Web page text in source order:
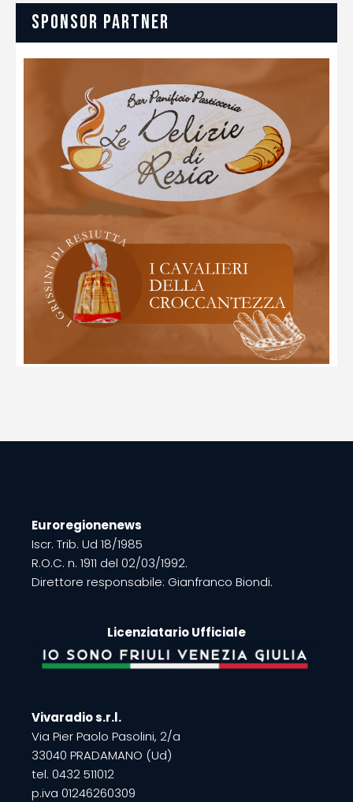
SPONSOR PARTNER
Euroregionenews
Iscr. Trib. Ud 18/1985
R.O.C. n. 1911 del 02/03/1992.
Direttore responsabile: Gianfranco Biondi.
Licenziatario Ufficiale
Vivaradio s.r.l.
Via Pier Paolo Pasolini, 2/a
33040 PRADAMANO (Ud)
tel. 0432 511012
p.iva 01246260309